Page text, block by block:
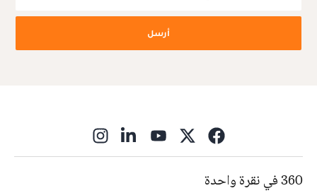
أرسل
360 في نقرة واحدة